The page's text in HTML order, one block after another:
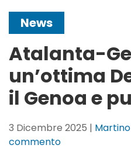
News
Atalanta-
un’ottima
il Genoa e
3 Dicembre 2025 |
commentosu